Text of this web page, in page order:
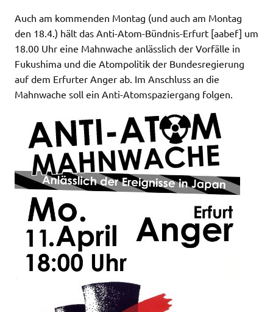
Auch am kommenden Montag (und auch am Montag
den 18.4.) hält das Anti-Atom-Bündnis-Erfurt [aabef] um
18.00 Uhr eine Mahnwache anlässlich der Vorfälle in
Fukushima und die Atompolitik der Bundesregierung
auf dem Erfurter Anger ab. Im Anschluss an die
Mahnwache soll ein Anti-Atomspaziergang folgen.